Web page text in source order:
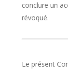
conclure un
révoqué.
Le présent